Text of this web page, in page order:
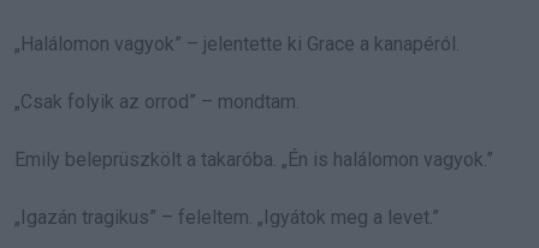
„Halálomon vagyok” – jelentette ki Grace a kanapéról.
„Csak folyik az orrod” – mondtam.
Emily beleprüszkölt a takaróba. „Én is halálomon vagyok.”
„Igazán tragikus” – feleltem. „Igyátok meg a levet.”